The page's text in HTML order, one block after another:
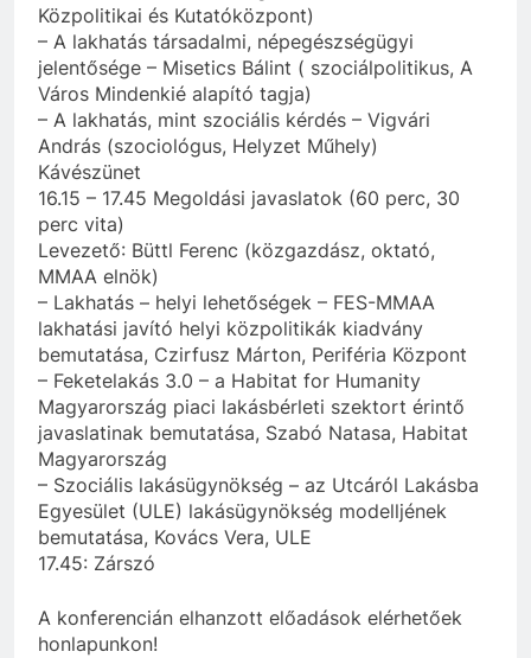
Közpolitikai és Kutatóközpont)
– A lakhatás társadalmi, népegészségügyi
jelentősége – Misetics Bálint ( szociálpolitikus, A
Város Mindenkié alapító tagja)
– A lakhatás, mint szociális kérdés – Vigvári
András (szociológus, Helyzet Műhely)
Kávészünet
16.15 – 17.45 Megoldási javaslatok (60 perc, 30
perc vita)
Levezető: Büttl Ferenc (közgazdász, oktató,
MMAA elnök)
– Lakhatás – helyi lehetőségek – FES-MMAA
lakhatási javító helyi közpolitikák kiadvány
bemutatása, Czirfusz Márton, Periféria Központ
– Feketelakás 3.0 – a Habitat for Humanity
Magyarország piaci lakásbérleti szektort érintő
javaslatinak bemutatása, Szabó Natasa, Habitat
Magyarország
– Szociális lakásügynökség – az Utcáról Lakásba
Egyesület (ULE) lakásügynökség modelljének
bemutatása, Kovács Vera, ULE
17.45: Zárszó
A konferencián elhanzott előadások elérhetőek
honlapunkon!